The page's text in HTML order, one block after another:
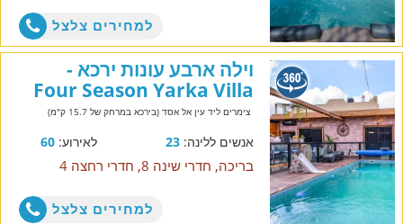
למחירים צלצל
וילה ארבע עונות ירכא -
Four Season Yarka Villa
צימרים ליד עין אל אסד (בירכא במרחק של 15.7 ק"מ)
אנשים ללינה:23 לאירוע:60
בריכה, חדרי שינה 8, חדרי רחצה 4
למחירים צלצל